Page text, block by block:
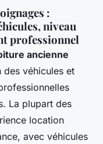
:
niveau
professionnel
ancienne
des véhicules et
La plupart des
location
avec véhicules